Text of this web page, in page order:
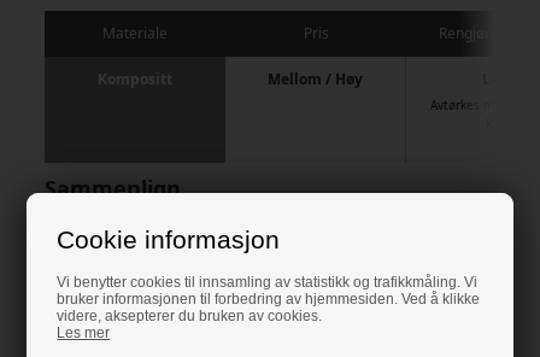
Cookie informasjon
Vi benytter cookies til innsamling av statistikk og trafikkmåling. Vi
bruker informasjonen til forbedring av hjemmesiden. Ved å klikke
videre, aksepterer du bruken av cookies.
Les mer
Materiale Pris Rengjøring /
Kompositt Mellom / Høy
Avtørkes med
Sammenlign